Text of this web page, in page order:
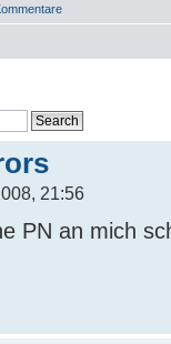
21:56
PN an mich